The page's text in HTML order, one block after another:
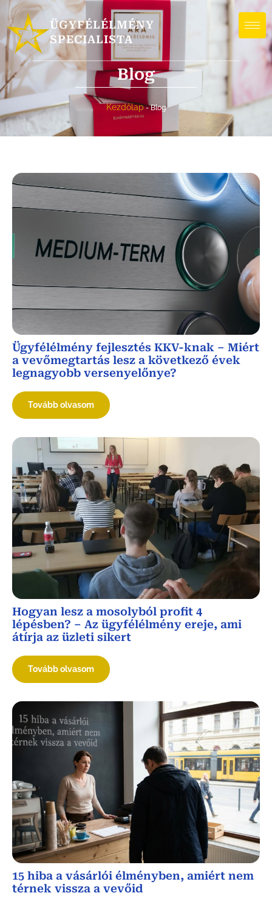
ÜGYFÉLÉLMÉNY
SPECIALISTA
Blog
Kezdőlap-Blog
Ügyfélélmény fejlesztés KKV-knak – Miért
a vevőmegtartás lesz a következő évek
legnagyobb versenyelőnye?
Tovább olvasom
Hogyan lesz a mosolyból profit 4
lépésben? – Az ügyfélélmény ereje, ami
átírja az üzleti sikert
Tovább olvasom
15 hiba a vásárlói élményben, amiért nem
térnek vissza a vevőid